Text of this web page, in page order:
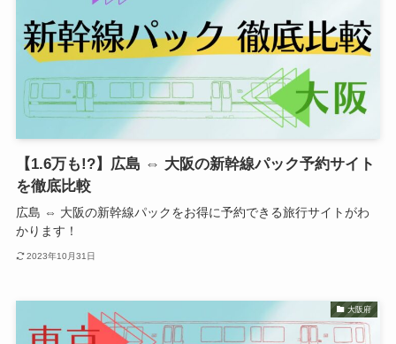
【1.6万も!?】広島 ⇔ 大阪の新幹線パック予約サイト
を徹底比較
広島 ⇔ 大阪の新幹線パックをお得に予約できる旅行サイトがわ
かります！
2023年10月31日
大阪府